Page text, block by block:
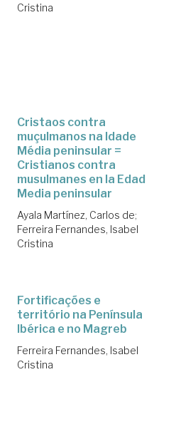
Cristina
Cristaos contra
muçulmanos na Idade
Média peninsular =
Cristianos contra
musulmanes en la Edad
Media peninsular
Ayala Martínez, Carlos de;
Ferreira Fernandes, Isabel
Cristina
Fortificações e
território na Península
Ibérica e no Magreb
Ferreira Fernandes, Isabel
Cristina